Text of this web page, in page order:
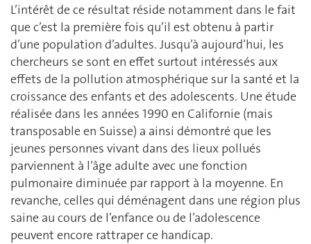
L’intérêt de ce résultat réside notamment dans le fait
que c’est la première fois qu’il est obtenu à partir
d’une population d’adultes. Jusqu’à aujourd’hui, les
chercheurs se sont en effet surtout intéressés aux
effets de la pollution atmosphérique sur la santé et la
croissance des enfants et des adolescents. Une étude
réalisée dans les années 1990 en Californie (mais
transposable en Suisse) a ainsi démontré que les
jeunes personnes vivant dans des lieux pollués
parviennent à l’âge adulte avec une fonction
pulmonaire diminuée par rapport à la moyenne. En
revanche, celles qui déménagent dans une région plus
saine au cours de l’enfance ou de l’adolescence
peuvent encore rattraper ce handicap.